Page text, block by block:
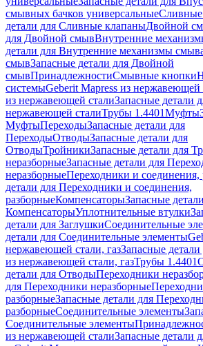
смывных бачков универсальные
детали для Сливные клапаныДвойной
для Двойной смывВнутренние
детали для Внутренние механизмы
смывЗапасные детали для Двойной
смывПринадлежностиСмывные кнопки
системыGeberit Mapress из нержавеющей
из нержавеющей сталиЗапасные детали
нержавеющей сталиТрубы 1.4401Муфты
МуфтыПереходыЗапасные детали для
ПереходыОтводыЗапасные детали для
ОтводыТройникиЗапасные детали для
неразборныеЗапасные детали для
неразборныеПереходники и соединения,
детали для Переходники и соединения,
разборныеКомпенсаторыЗапасные
КомпенсаторыУплотнительные втулки
детали для ЗаглушкиСоединительные
детали для Соединительные элементы
нержавеющей стали, газЗапасные
из нержавеющей стали, газТрубы 1.4401
детали для ОтводыПереходники
для Переходники неразборные
разборныеЗапасные детали для
разборныеСоединительные элементы
Соединительные элементы
из нержавеющей сталиЗапасные детали